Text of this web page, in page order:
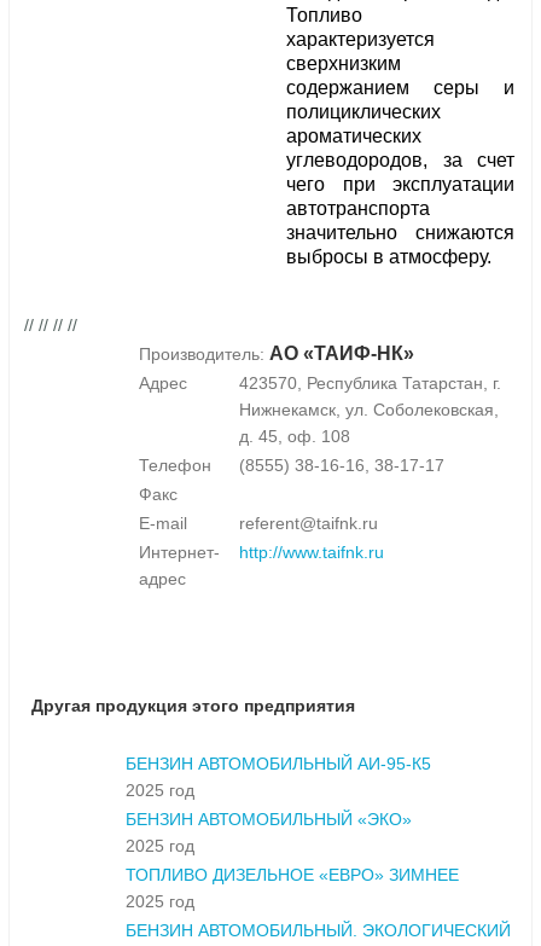
Топливо
характеризуется
сверхнизким
содержанием серы и
полициклических
ароматических
углеводородов, за счет
чего при эксплуатации
автотранспорта
значительно снижаются
выбросы в атмосферу.
// // // //
Производитель: АО «ТАИФ-НК»
Адрес
423570, Республика Татарстан, г.
Нижнекамск, ул. Соболековская,
д. 45, оф. 108
Телефон
(8555) 38-16-16, 38-17-17
Факс
E-mail
referent@taifnk.ru
Интернет-
адрес
http://www.taifnk.ru
Другая продукция этого предприятия
БЕНЗИН АВТОМОБИЛЬНЫЙ АИ-95-К5
2025 год
БЕНЗИН АВТОМОБИЛЬНЫЙ «ЭКО»
2025 год
ТОПЛИВО ДИЗЕЛЬНОЕ «ЕВРО» ЗИМНЕЕ
2025 год
БЕНЗИН АВТОМОБИЛЬНЫЙ. ЭКОЛОГИЧЕСКИЙ